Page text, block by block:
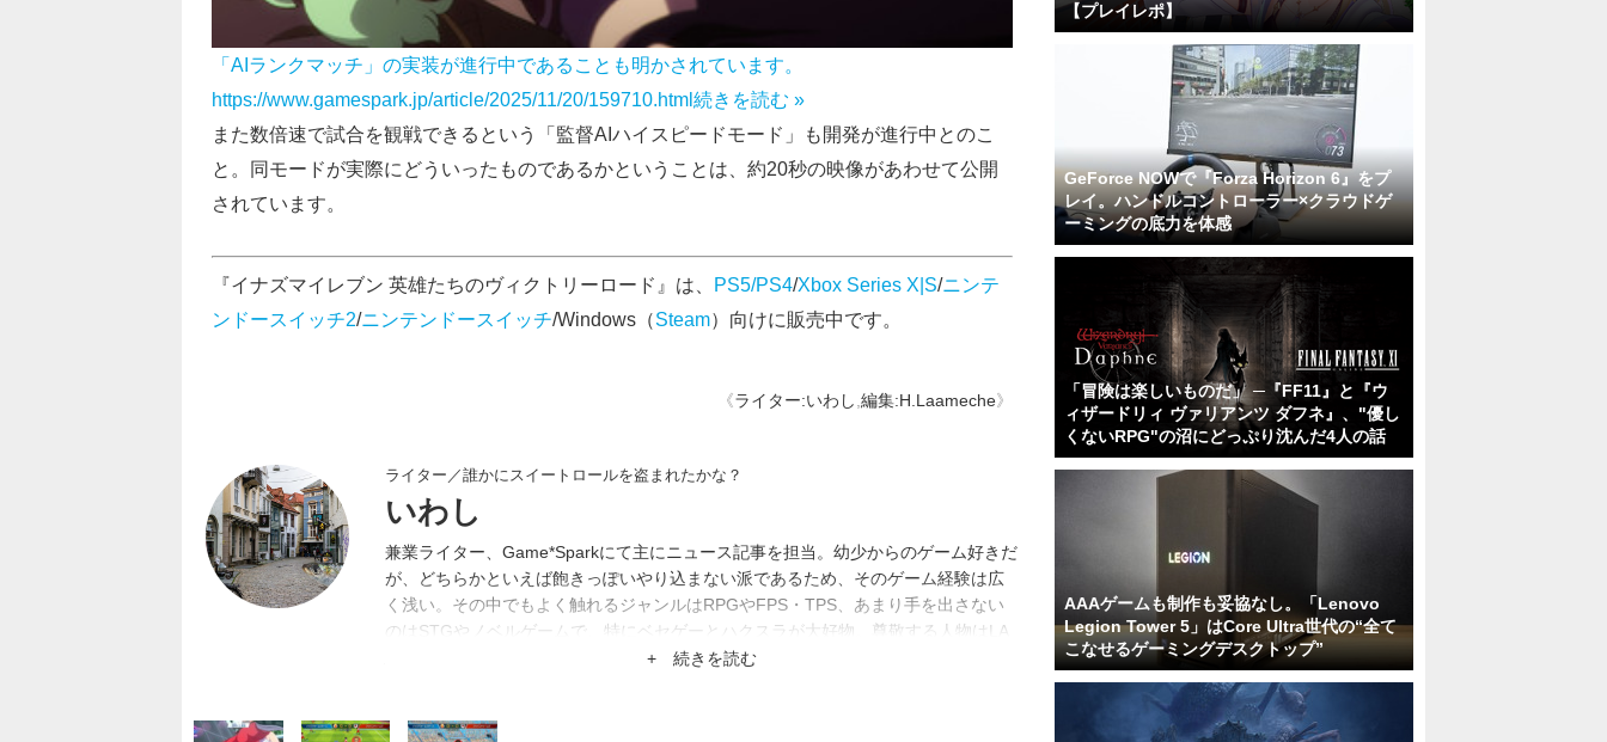
「AIランクマッチ」の実装が進行中であることも明かされています。
https://www.gamespark.jp/article/2025/11/20/159710.html続きを読む »
また数倍速で試合を観戦できるという「監督AIハイスピードモード」も開発が進行中とのこ
と。同モードが実際にどういったものであるかということは、約20秒の映像があわせて公開
されています。
『イナズマイレブン 英雄たちのヴィクトリーロード』は、 PS5/PS4/Xbox Series X|S/ニンテ
ンドースイッチ2/ニンテンドースイッチ/Windows（Steam）向けに販売中です。
《ライター:いわし 編集:H.Laameche》
ライター／誰かにスイートロールを盗まれたかな？
いわし
兼業ライター、Game*Sparkにて主にニュース記事を担当。幼少からのゲーム好きだ
が、どちらかといえば飽きっぽいやり込まない派であるため、そのゲーム経験は広
く浅い。その中でもよく触れるジャンルはRPGやFPS・TPS、あまり手を出さない
のはSTGやノベルゲームで、特にベセゲーとハクスラが大好物。尊敬する人物はLA
+ 続きを読む
【プレイレポ】
GeForce NOWで『Forza Horizon 6』をプ
レイ。ハンドルコントローラー×クラウドゲ
ーミングの底力を体感
「冒険は楽しいものだ」 ─『FF11』と『ウ
ィザードリィ ヴァリアンツ ダフネ』、"優し
くないRPG"の沼にどっぷり沈んだ4人の話
AAAゲームも制作も妥協なし。「Lenovo
Legion Tower 5」はCore Ultra世代の“全て
こなせるゲーミングデスクトップ”